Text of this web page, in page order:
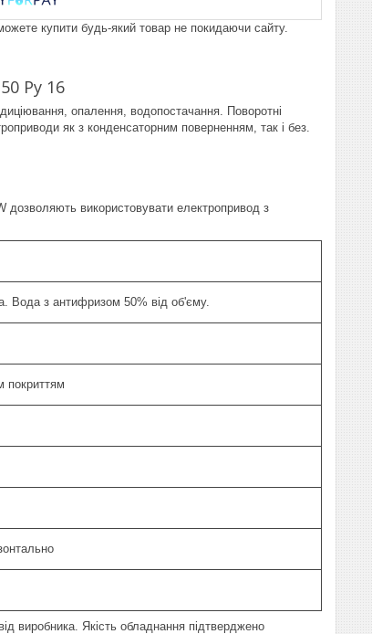
купити будь-який товар не покидаючи сайту.
Ру 16
опалення, водопостачання. Поворотні
як з конденсаторним поверненням, так і без.
дозволяють використовувати електропривод з
Вода з антифризом 50% від об'єму.
покриттям
виробника. Якість обладнання підтверджено